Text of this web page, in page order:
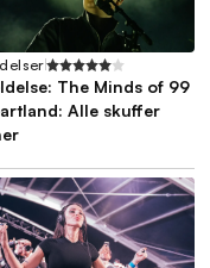
The Minds of 99
Alle skuffer